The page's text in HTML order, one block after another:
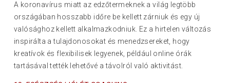
A koronavírus miatt az edzőtermeknek a világ legtöbb
országában hosszabb időre be kellett zárniuk és egy új
valósághoz kellett alkalmazkodniuk. Ez a hirtelen változás
inspirálta a tulajdonosokat és menedzsereket, hogy
kreatívok és flexibilisek legyenek, például online órák
tartásával tették lehetővé a távolról való aktivitást.